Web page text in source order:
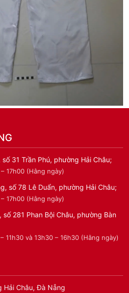
31 Trần Phú, phường Hải Châu;
17h00 (Hằng ngày)
số 78 Lê Duẩn, phường Hải Châu;
17h00 (Hằng ngày)
281 Phan Bội Châu, phường Bàn
11h30 và 13h30 – 16h30 (Hằng ngày)
Hải Châu, Đà Nẵng